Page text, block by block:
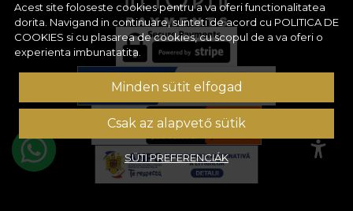
Acest site foloseste cookies pentru a va oferi functionalitatea
dorita. Navigand in continuare, sunteti de acord cu POLITICA DE
COOKIES si cu plasarea de cookies, cu scopul de a va oferi o
experienta imbunatatita.
Minden sütit elfogad
Csak az alapvető sütik
SÜTI PREFERENCIÁK